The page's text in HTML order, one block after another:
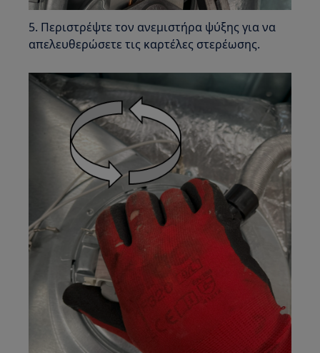
5. Περιστρέψτε τον ανεμιστήρα ψύξης για να
απελευθερώσετε τις καρτέλες στερέωσης.